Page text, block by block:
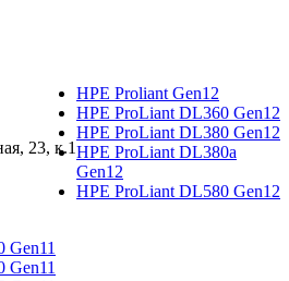
23, к.1
HPE Proliant Gen12
HPE ProLiant DL360 Gen12
HPE ProLiant DL380 Gen12
HPE ProLiant DL380a
Gen12
HPE ProLiant DL580 Gen12
Gen11
Gen11